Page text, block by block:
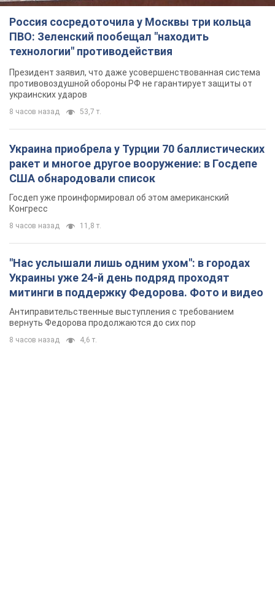
Россия сосредоточила у Москвы три кольца
ПВО: Зеленский пообещал "находить
технологии" противодействия
Президент заявил, что даже усовершенствованная система
противовоздушной обороны РФ не гарантирует защиты от
украинских ударов
8 часов назад 53,7 т.
Украина приобрела у Турции 70 баллистических
ракет и многое другое вооружение: в Госдепе
США обнародовали список
Госдеп уже проинформировал об этом американский
Конгресс
8 часов назад 11,8 т.
"Нас услышали лишь одним ухом": в городах
Украины уже 24-й день подряд проходят
митинги в поддержку Федорова. Фото и видео
Антиправительственные выступления с требованием
вернуть Федорова продолжаются до сих пор
8 часов назад 4,6 т.